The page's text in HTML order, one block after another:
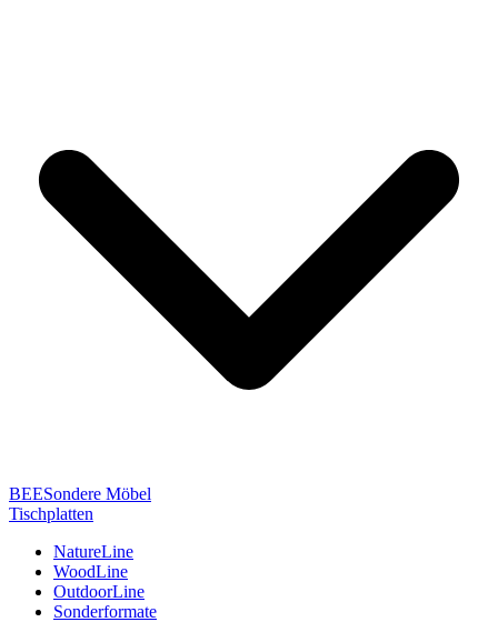
BEESondere Möbel
Tischplatten
NatureLine
WoodLine
OutdoorLine
Sonderformate